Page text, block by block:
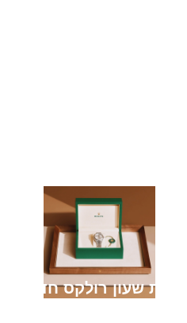
קניית שעון רולקס חדש